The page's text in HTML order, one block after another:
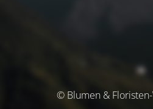
© Blumen &